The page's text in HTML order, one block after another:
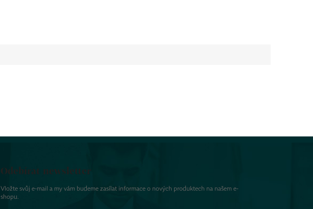
Odebírat newsletter
Vložte svůj e-mail a my vám budeme zasílat informace o nových produktech na našem e-
shopu.